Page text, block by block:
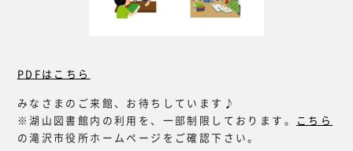
PDFはこちら
みなさまのご来館、お待ちしています♪
※湖山図書館内の利用を、一部制限しております。
こちら
の滝沢市役所ホームページをご確認下さい。